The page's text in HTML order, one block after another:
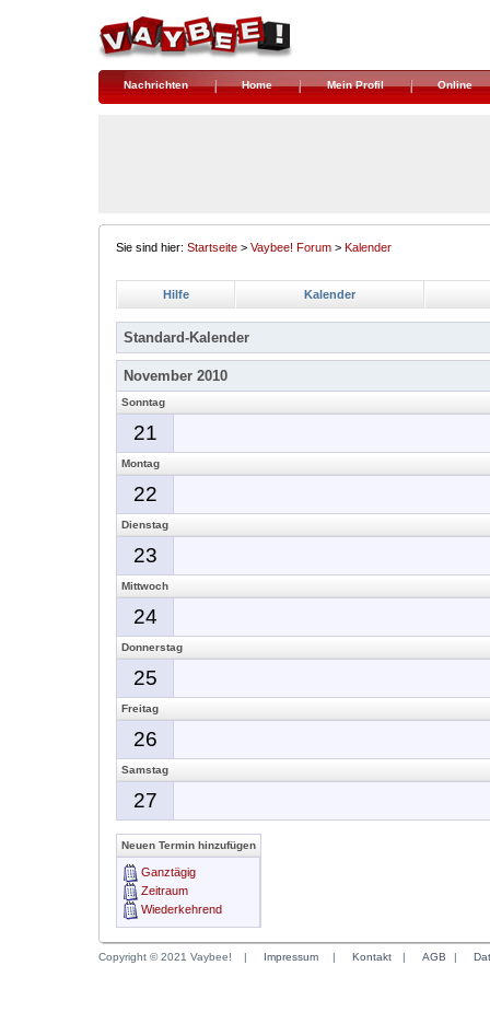
Nachrichten Home Mein Profil Online
Sie sind hier: Startseite > Vaybee! Forum > Kalender
Hilfe Kalender
Standard-Kalender
November 2010
Sonntag
21
Montag
22
Dienstag
23
Mittwoch
24
Donnerstag
25
Freitag
26
Samstag
27
Neuen Termin hinzufügen
Ganztägig
Zeitraum
Wiederkehrend
Copyright © 2021 Vaybee! | Impressum | Kontakt | AGB |